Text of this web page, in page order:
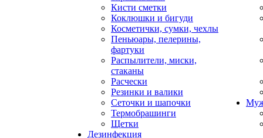
Кисти сметки
Коклюшки и бигуди
Косметички, сумки, чехлы
Пеньюары, пелерины,
фартуки
Распылители, миски,
стаканы
Расчески
Резинки и валики
Сеточки и шапочки
Термобрашинги
Щетки
Дезинфекция